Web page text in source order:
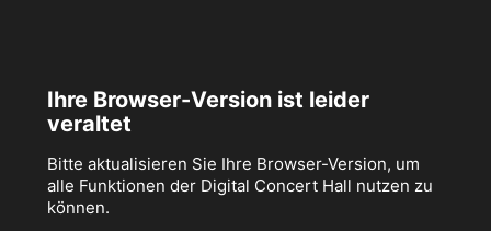
Ihre Browser-Version ist leider
veraltet
Bitte aktualisieren Sie Ihre Browser-Version, um
alle Funktionen der Digital Concert Hall nutzen zu
können.